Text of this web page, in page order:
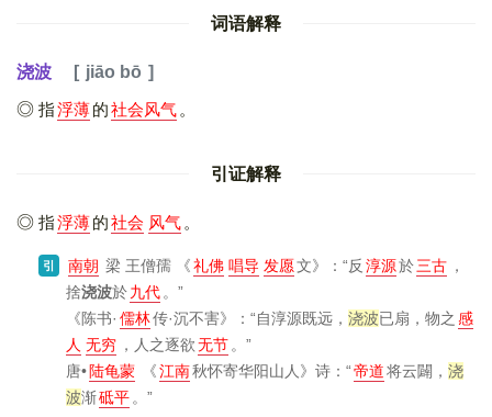
词语解释
浇波
jiāo bō
指浮薄的社会风气 。
引证解释
指浮薄的社会 风气 。
引 南朝 梁 王僧孺 《礼佛 唱导 发愿文》 ：“反 淳源於三古 ，
捨浇波於九代 。”
《陈书· 儒林传·沉不害》 ：“自淳源既远， 浇波已扇，物之 感
人 无穷 ，人之逐欲无节 。”
唐•陆龟蒙 《江南秋怀寄华阳山人》 诗：“帝道将云闢， 浇
波渐砥平 。”